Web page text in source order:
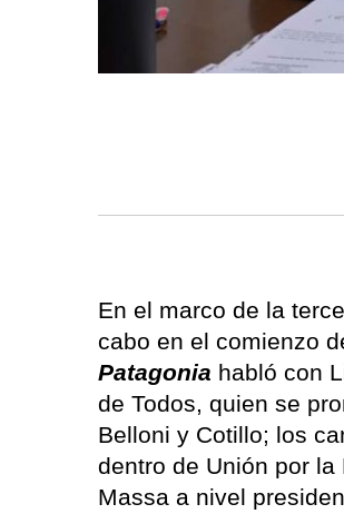
En el marco de la
cabo en el comienzo
Patagonia habló con
de Todos, quien se
Belloni y Cotillo; los
dentro de Unión por
Massa a nivel